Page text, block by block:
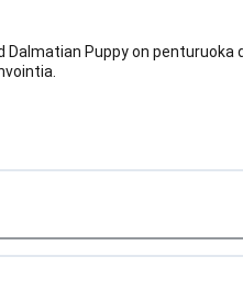
Dalmatian Puppy on